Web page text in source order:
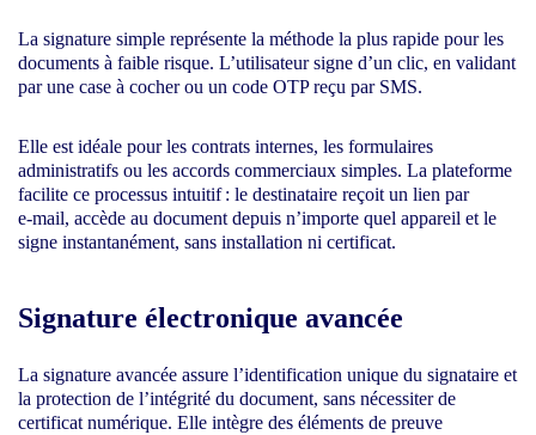
La signature simple représente la méthode la plus rapide pour les
documents à faible risque. L’utilisateur signe d’un clic, en validant
par une case à cocher ou un code OTP reçu par SMS.
Elle est idéale pour les contrats internes, les formulaires
administratifs ou les accords commerciaux simples. La plateforme
facilite ce processus intuitif : le destinataire reçoit un lien par
e‑mail, accède au document depuis n’importe quel appareil et le
signe instantanément, sans installation ni certificat.
Signature électronique avancée
La signature avancée assure l’identification unique du signataire et
la protection de l’intégrité du document, sans nécessiter de
certificat numérique. Elle intègre des éléments de preuve